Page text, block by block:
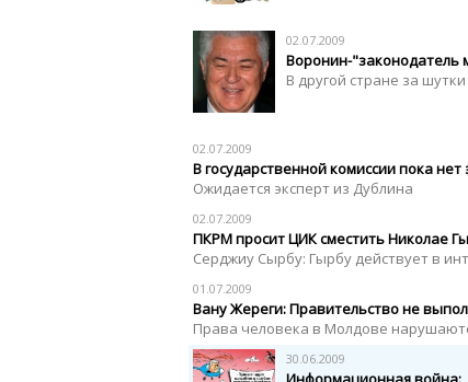
02.07.2009
Воронин-"законодатель
В другой стране за
02.07.2009
В государственной комиссии пока
Ожидается эксперт из Дублина
02.07.2009
ПКРМ просит ЦИК сместить Николае
Серджиу Сырбу: Гырбу действует в
01.07.2009
Вану Жереги: Правительство не
Права человека в Молдове
30.06.2009